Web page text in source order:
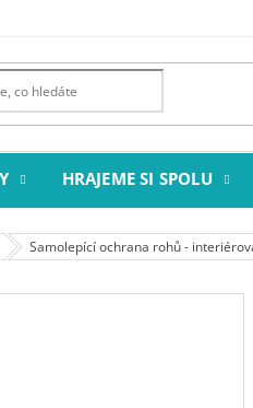
HRAJEME SI SPOLU
Samolepící ochrana rohů -